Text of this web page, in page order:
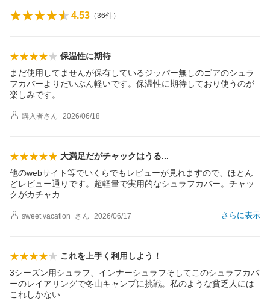
4.53 （36件）
保温性に期待
まだ使用してませんが保有しているジッパー無しのゴアのシュラ
フカバーよりだいぶん軽いです。保温性に期待しており使うのが
楽しみです。
購入者さん 2026/06/18
大満足だがチャックはう る
他のwebサイト等でいくらでもレビューが見れますので、ほとん
どレビュー通りです。超軽量で実用的なシュラフカバー。チャッ
クがカチャカ
さらに表示
sweet vacation_ さん 2026/06/17
これを上手く利用しよう！
3シーズン用シュラフ、インナーシュラフそしてこのシュラフカバ
ーのレイアリングで冬山キャンプに挑戦。私のような貧乏人には
これしかない